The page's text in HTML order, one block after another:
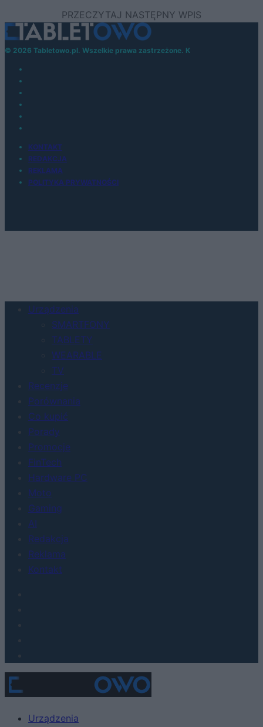
© 2026 Tabletowo.pl. Wszelkie prawa zastrzeżone. K
KONTAKT
REDAKCJA
REKLAMA
POLITYKA PRYWATNOŚCI
Urządzenia
SMARTFONY
TABLETY
WEARABLE
TV
Recenzje
Porównania
Co kupić
Porady
Promocje
FinTech
Hardware PC
Moto
Gaming
AI
Redakcja
Reklama
Kontakt
Urządzenia